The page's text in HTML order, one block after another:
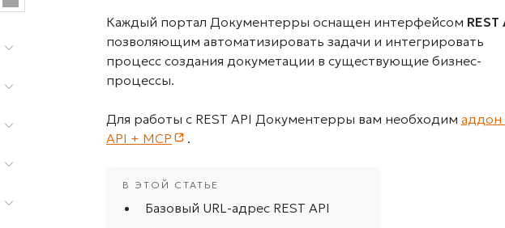
Каждый портал Документерры оснащен интерфейсом REST
позволяющим автоматизировать задачи и интегрировать
процесс создания докуметации в существующие бизнес-
процессы.
Для работы с REST API Документерры вам необходим аддон
API + MCP
.
Базовый URL-адрес REST API